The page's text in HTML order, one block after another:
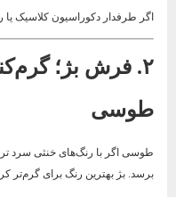
اگر طرفدار دکوراسیون کلاسیک یا
۲. فرش بژ؛
طوسی
طوسی اگر با رنگ‌های خنثی سرد
برسد. بژ بهترین رنگ برای